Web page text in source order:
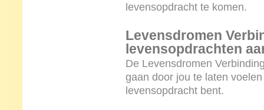
levensopdracht te komen.
Levensdromen
levensopdrachten
De Levensdromen
gaan door jou te laten
levensopdracht bent.